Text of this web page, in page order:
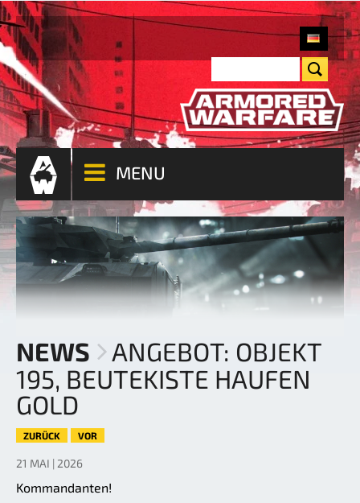
MENU
NEWS
ANGEBOT: OBJEKT
195, BEUTEKISTE HAUFEN
GOLD
ZURÜCK VOR
21 MAI | 2026
Kommandanten!